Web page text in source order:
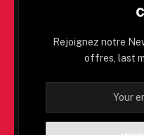
Rejoignez notre
offres, last